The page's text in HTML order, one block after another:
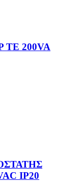
TE 200VA
IP20